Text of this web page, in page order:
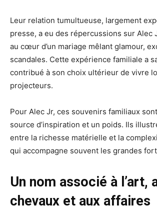
Leur relation tumultueuse, largement
presse, a eu des répercussions sur Alec
au cœur d’un mariage mêlant glamour,
scandales. Cette expérience familiale a
contribué à son choix ultérieur de vivre
projecteurs.
Pour Alec Jr, ces souvenirs familiaux
source d’inspiration et un poids. Ils
entre la richesse matérielle et la
qui accompagne souvent les grandes
Un nom associé à l’art,
chevaux et aux affaires